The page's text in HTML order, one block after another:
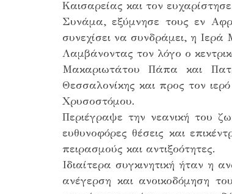
Καισαρείας και τον
Συνάμα, εξύμνησε τους εν
συνεχίσει να συνδράμει, η Ιερά
Λαμβάνοντας τον λόγο ο
Μακαριωτάτου Πάπα και
Θεσσαλονίκης και προς τον
Χρυσοστόμου.
Περιέγραψε την νεανική του
ευθυνοφόρες θέσεις και
πειρασμούς και αντιξοότητες.
Ιδιαίτερα συγκινητική ήταν
ανέγερση και ανοικοδόμηση